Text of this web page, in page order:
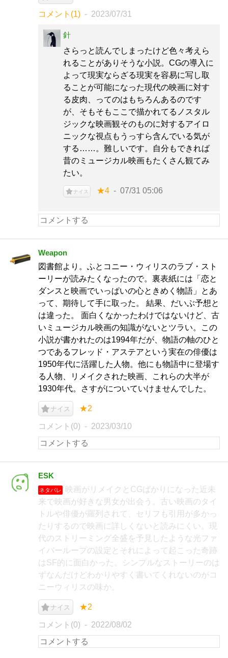
コメント(1) 2023/07/31
針
さらっと読んでしまったけど色々考えら
れることがありそうな小説。CGの導入に
よって現実ならざる現実を容易に写し取
ることが可能になった現代の映画に対す
る皮肉、ってのはもちろんあるのです
が、そもそもここで描かれてるノスタル
ジックな映画観そのものに対するアイロ
ニックな視点もうっすら含んでいる気が
する……。難しいです。自分もできれば
昔のミュージカル映画もたくさん観てみ
たい。
ナイス ★4 07/31 05:06
Weapon
図書館より。ふとコニー・ウィリスのラブ・スト
ーリーが読みたくなったので。裏表紙には「恋と
ダンスと映画でいっぱいの心ときめく物語」とあ
って、期待して手に取った。 結果、だいぶ予想と
は違った。 面白くなかったわけではないけど、古
いミュージカル映画の知識がないとツラい。この
小説が書かれたのは1994年だが、物語の軸のひと
つであるフレッド・アステアという実在の俳優は
1950年代に活躍した人物。他にも物語中に登場す
る人物、リメイクされた映画、これらの大半が
1930年代。さすがについていけませんでした。
ナイス ★2
コメント(0) 2023/03/10
ESK
ネタバレ
映画がリメイクとCGばかりになった近未
来で映画が好きな男女が出会う。古い映画のタイ
トルや俳優が羅列されて、セリフも引用が多かっ
たりするので映画に詳しくないと読みにくい。現
代のストリーミング全盛を予見したような光ファ
イバーループの設定とそれによって起こった奇跡
はSF的に面白かった。シンプルなストーリーのは
ずなんだけどわかりやすく書いてくれないのがコ
ニーウィリスの味か。
ナイス ★2
コメント(0) 2022/08/02